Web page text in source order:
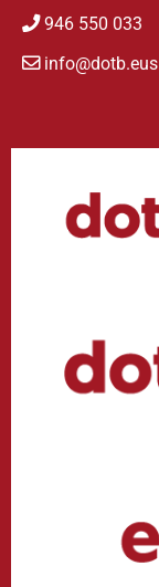
946 550 033
info@dotb.eus